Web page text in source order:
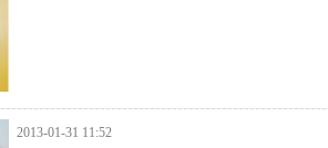
2013-01-31 11:52